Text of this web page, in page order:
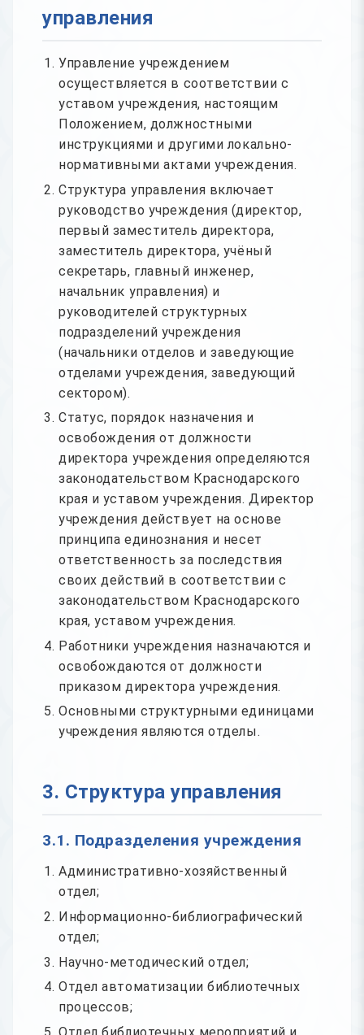
управления
Управление учреждением
осуществляется в соответствии с
уставом учреждения, настоящим
Положением, должностными
инструкциями и другими локально-
нормативными актами учреждения.
Структура управления включает
руководство учреждения (директор,
первый заместитель директора,
заместитель директора, учёный
секретарь, главный инженер,
начальник управления) и
руководителей структурных
подразделений учреждения
(начальники отделов и заведующие
отделами учреждения, заведующий
сектором).
Статус, порядок назначения и
освобождения от должности
директора учреждения определяются
законодательством Краснодарского
края и уставом учреждения. Директор
учреждения действует на основе
принципа единознания и несет
ответственность за последствия
своих действий в соответствии с
законодательством Краснодарского
края, уставом учреждения.
Работники учреждения назначаются и
освобождаются от должности
приказом директора учреждения.
Основными структурными единицами
учреждения являются отделы.
3. Структура управления
3.1. Подразделения учреждения
Административно-хозяйственный
отдел;
Информационно-библиографический
отдел;
Научно-методический отдел;
Отдел автоматизации библиотечных
процессов;